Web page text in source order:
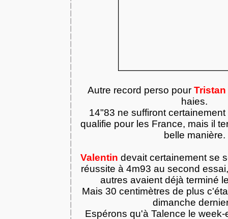
Autre record perso pour Tristan
haies.
14"83 ne suffiront
qualifie pour les France, mais il
belle manière.
Valentin devait certainement se
réussite à 4m93 au second
autres avaient déjà terminé
Mais 30 centimètres de plus
dimanche
Espérons qu'à Talence le